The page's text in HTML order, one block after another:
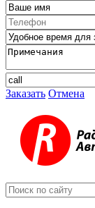
Заказать Отмена